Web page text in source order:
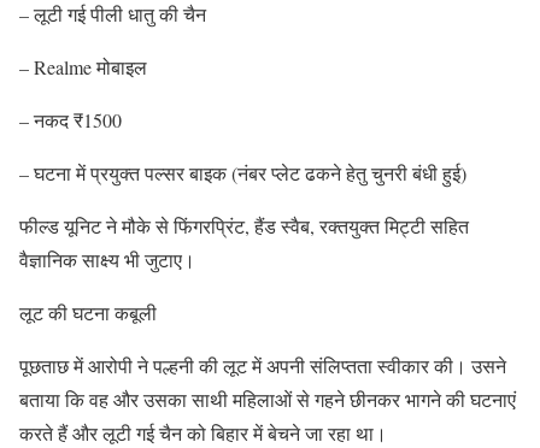
– लूटी गई पीली धातु की चैन
– Realme मोबाइल
– नकद ₹1500
– घटना में प्रयुक्त पल्सर बाइक (नंबर प्लेट ढकने हेतु चुनरी बंधी हुई)
फील्ड यूनिट ने मौके से फिंगरप्रिंट, हैंड स्वैब, रक्तयुक्त मिट्टी सहित
वैज्ञानिक साक्ष्य भी जुटाए।
लूट की घटना कबूली
पूछताछ में आरोपी ने पल्हनी की लूट में अपनी संलिप्तता स्वीकार की। उसने
बताया कि वह और उसका साथी महिलाओं से गहने छीनकर भागने की घटनाएं
करते हैं और लूटी गई चैन को बिहार में बेचने जा रहा था।